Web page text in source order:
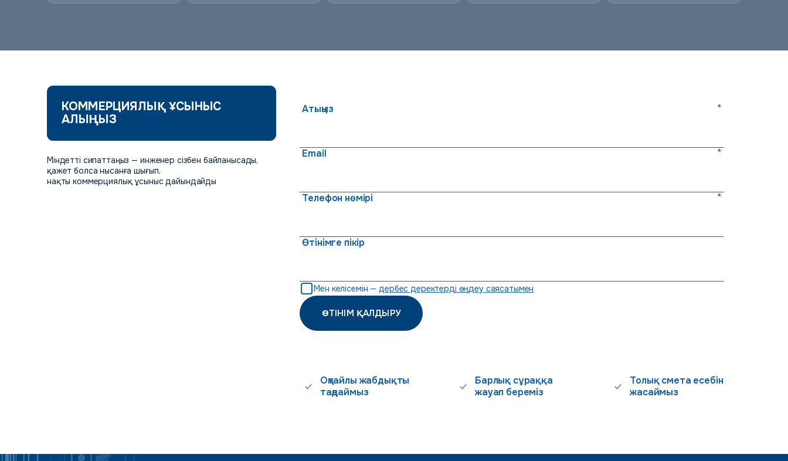
КОММЕРЦИЯЛЫҚ ҰСЫНЫС
АЛЫҢЫЗ
Міндетті сипаттаңыз — инженер сізбен байланысады,
қажет болса нысанға шығып,
нақты коммерциялық ұсыныс дайындайды
Атыңыз *
Email *
Телефон нөмірі *
Өтінімге пікір
Мен келісемін — дербес деректерді өңдеу саясатымен
ӨТІНІМ ҚАЛДЫРУ
Оңтайлы жабдықты
таңдаймыз
Барлық сұраққа
жауап береміз
Толық смета есебін
жасаймыз